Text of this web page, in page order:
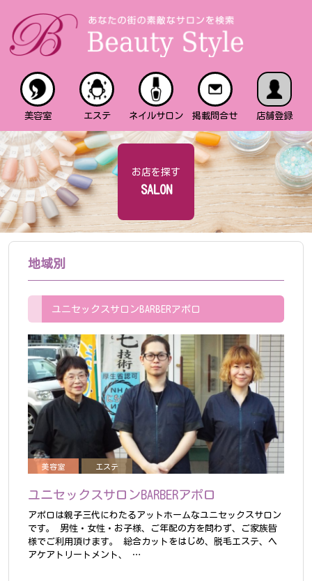
美容室 エステ ネイルサロン 掲載問合せ 店舗登録
お店を探す
SALON
地域別
ユニセックスサロンBARBERアポロ
美容室 エステ
ユニセックスサロンBARBERアポロ
アポロは親子三代にわたるアットホームなユニセックスサロン
です。
男性・女性・お子様、ご年配の方を問わず、ご家族皆
様でご利用頂けます。
総合カットをはじめ、脱毛エステ、ヘ
アケアトリートメント、 …